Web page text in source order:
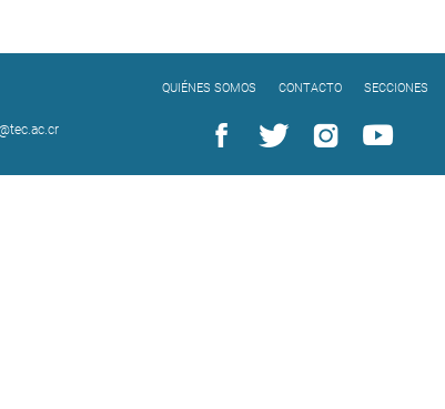
QUIÉNES SOMOS CONTACTO SECCIONES